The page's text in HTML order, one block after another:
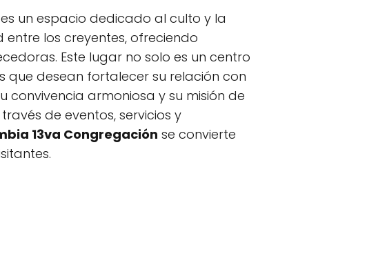
es un espacio dedicado al culto y la
los creyentes, ofreciendo
Este lugar no solo es un centro
desean fortalecer su relación con
convivencia armoniosa y su misión de
de eventos, servicios y
13va Congregación se convierte